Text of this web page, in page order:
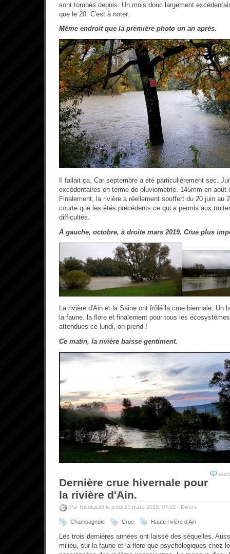
sont tombés depuis. Un mois donc largement
que le 20. C'est à noter.
Même endroit que la première photo un an après.
Il fallait ça. Car septembre a été particulièrement sec.
excédentaires en terme de pluviométrie. 145mm en août
Finalement, la rivière a réellement souffert du 20 juin au
courte que les étés précédents ce qui a permis aux
difficultés.
À gauche, octobre, à droite mars 2019. Crue plus
La rivière d'Ain et la Saine ont frôlé la crue biennale. Un
la faune, la flore et finalement pour tous les
attendues ce lundi, on prend !
Ce matin, la rivière baisse gentiment.
Dernière crue hivernale pour
la rivière d'Ain.
Par Nicolas39 le jeudi 21 mars 2019, 07:02 - Divers
Champagnole Crue Haute rivière d Ain
Les trois dernières années ont laissé des séquelles.
milieu, sur la faune et la flore que psychologiques chez